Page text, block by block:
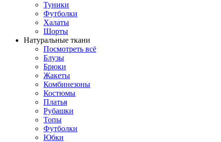
Туники
Футболки
Халаты
Шорты
Натуральные ткани
Посмотреть всё
Блузы
Брюки
Жакеты
Комбинезоны
Костюмы
Платья
Рубашки
Топы
Футболки
Юбки